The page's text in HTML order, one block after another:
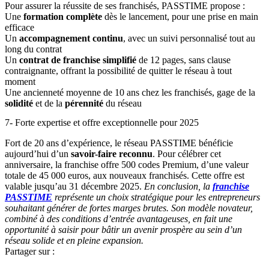
Pour assurer la réussite de ses franchisés, PASSTIME propose :
Une formation complète dès le lancement, pour une prise en main
efficace
Un accompagnement continu, avec un suivi personnalisé tout au
long du contrat
Un contrat de franchise simplifié de 12 pages, sans clause
contraignante, offrant la possibilité de quitter le réseau à tout
moment
Une ancienneté moyenne de 10 ans chez les franchisés, gage de la
solidité et de la pérennité du réseau
7- Forte expertise et offre exceptionnelle pour 2025
Fort de 20 ans d’expérience, le réseau PASSTIME bénéficie
aujourd’hui d’un savoir-faire reconnu. Pour célébrer cet
anniversaire, la franchise offre 500 codes Premium, d’une valeur
totale de 45 000 euros, aux nouveaux franchisés. Cette offre est
valable jusqu’au 31 décembre 2025. En conclusion, la franchise
PASSTIME représente un choix stratégique pour les entrepreneurs
souhaitant générer de fortes marges brutes. Son modèle novateur,
combiné à des conditions d’entrée avantageuses, en fait une
opportunité à saisir pour bâtir un avenir prospère au sein d’un
réseau solide et en pleine expansion.
Partager sur :